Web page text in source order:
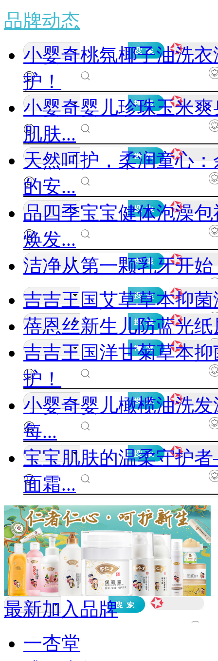
品牌动态
小婴奇桃氛椰子油洗
护！
小婴奇婴儿珍珠玉米
肌肤...
天然呵护，柔润童心
的安...
品四季宝宝健体泡澡
焕发...
洁净从第一颗乳牙开
吉吉王国艾草草本抑
蓓恩丝新生儿防蓝光
吉吉王国洋甘菊草本
护！
小婴奇婴儿橄榄油洗
每...
宝宝肌肤的温柔守护
面霜...
最新加入品牌
一杏堂